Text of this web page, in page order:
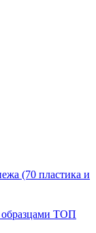
(70 пластика и
образцами ТОП